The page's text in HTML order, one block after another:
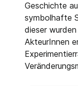
Geschichte
symbolhafte
dieser
AkteurInnen